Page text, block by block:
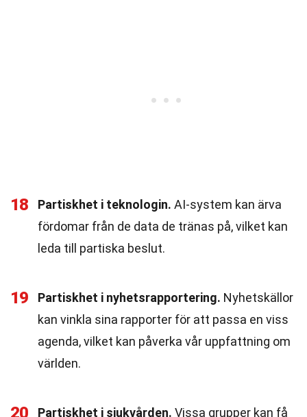
18 Partiskhet i teknologin. AI-system kan ärva
fördomar från de data de tränas på, vilket kan
leda till partiska beslut.
19 Partiskhet i nyhetsrapportering. Nyhetskällor
kan vinkla sina rapporter för att passa en viss
agenda, vilket kan påverka vår uppfattning om
världen.
20 Partiskhet i sjukvården. Vissa grupper kan få